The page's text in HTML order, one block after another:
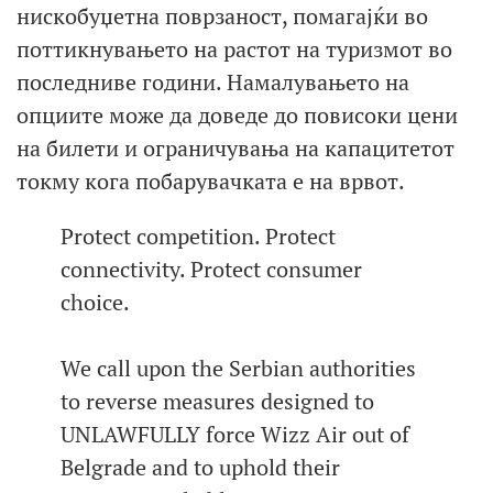
нискобуџетна поврзаност, помагајќи во
поттикнувањето на растот на туризмот во
последниве години. Намалувањето на
опциите може да доведе до повисоки цени
на билети и ограничувања на капацитетот
токму кога побарувачката е на врвот.
Protect competition. Protect
connectivity. Protect consumer
choice.
We call upon the Serbian authorities
to reverse measures designed to
UNLAWFULLY force Wizz Air out of
Belgrade and to uphold their